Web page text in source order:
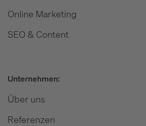
Online Marketing
SEO & Content
Unternehmen:
Über uns
Referenzen